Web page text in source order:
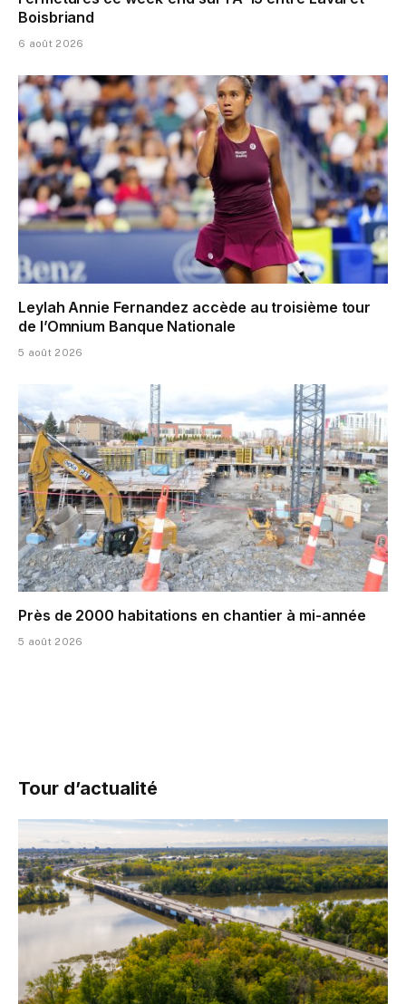
Boisbriand
6 août 2026
Leylah Annie Fernandez accède au troisième tour
de l’Omnium Banque Nationale
5 août 2026
Près de 2000 habitations en chantier à mi-année
5 août 2026
Tour d’actualité